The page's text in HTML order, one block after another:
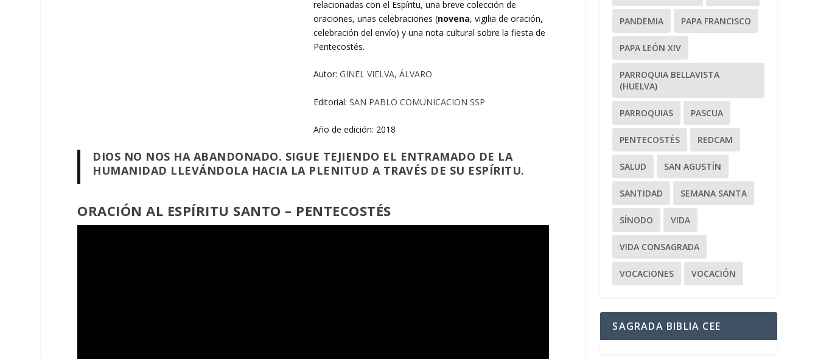
relacionadas con el Espíritu, una breve colección de
oraciones, unas celebraciones (novena, vigilia de oración,
celebración del envío) y una nota cultural sobre la fiesta de
Pentecostés.
Autor: GINEL VIELVA, ÁLVARO
Editorial: SAN PABLO COMUNICACION SSP
Año de edición: 2018
DIOS NO NOS HA ABANDONADO. SIGUE TEJIENDO EL ENTRAMADO DE LA
HUMANIDAD LLEVÁNDOLA HACIA LA PLENITUD A TRAVÉS DE SU ESPÍRITU.
ORACIÓN AL ESPÍRITU SANTO – PENTECOSTÉS
PANDEMIA PAPA FRANCISCO
PAPA LEÓN XIV
PARROQUIA BELLAVISTA
(HUELVA)
PARROQUIAS PASCUA
PENTECOSTÉS REDCAM
SALUD SAN AGUSTÍN
SANTIDAD SEMANA SANTA
SÍNODO VIDA
VIDA CONSAGRADA
VOCACIONES VOCACIÓN
SAGRADA BIBLIA CEE